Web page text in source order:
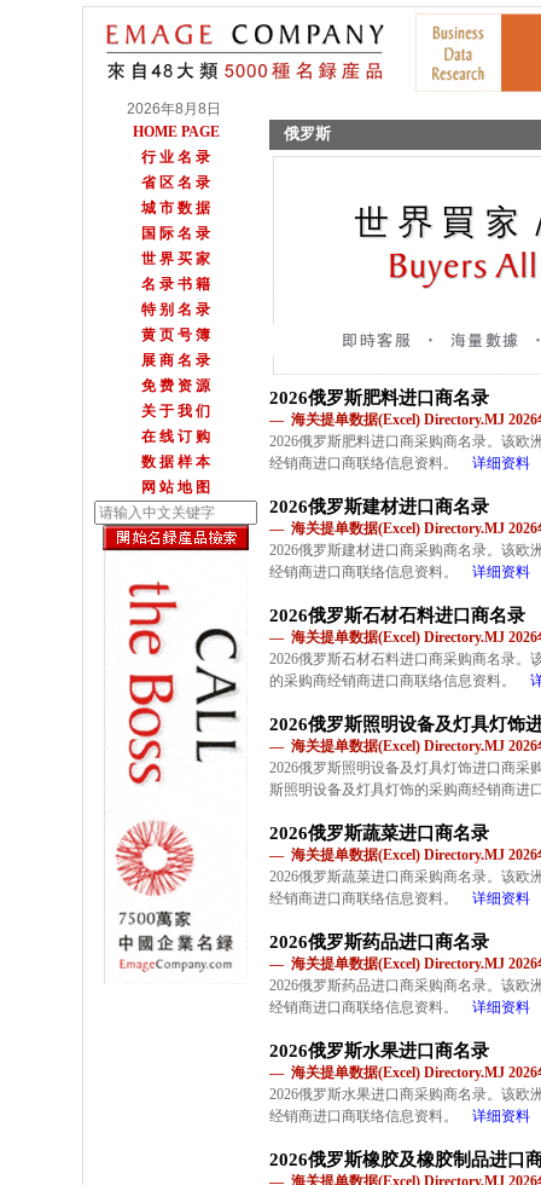
2026年8月8日
HOME PAGE
行 业 名 录
省 区 名 录
城 市 数 据
国 际 名 录
世 界 买 家
名 录 书 籍
特 别 名 录
黄 页 号 簿
展 商 名 录
免 费 资 源
关 于 我 们
在 线 订 购
数 据 样 本
网 站 地 图
俄罗斯
2026俄罗斯肥料进口商名录
— 海关提单数据(Excel) Directory.MJ 2026
2026俄罗斯肥料进口商采购商名录。该欧
经销商进口商联络信息资料。
详细资料
2026俄罗斯建材进口商名录
— 海关提单数据(Excel) Directory.MJ 2026
2026俄罗斯建材进口商采购商名录。该欧
经销商进口商联络信息资料。
详细资料
2026俄罗斯石材石料进口商名录
— 海关提单数据(Excel) Directory.MJ 2026
2026俄罗斯石材石料进口商采购商名录。
的采购商经销商进口商联络信息资料。
2026俄罗斯照明设备及灯具灯饰
— 海关提单数据(Excel) Directory.MJ 2026
2026俄罗斯照明设备及灯具灯饰进口商采
斯照明设备及灯具灯饰的采购商经销商进
2026俄罗斯蔬菜进口商名录
— 海关提单数据(Excel) Directory.MJ 2026
2026俄罗斯蔬菜进口商采购商名录。该欧
经销商进口商联络信息资料。
详细资料
2026俄罗斯药品进口商名录
— 海关提单数据(Excel) Directory.MJ 2026
2026俄罗斯药品进口商采购商名录。该欧
经销商进口商联络信息资料。
详细资料
2026俄罗斯水果进口商名录
— 海关提单数据(Excel) Directory.MJ 2026
2026俄罗斯水果进口商采购商名录。该欧
经销商进口商联络信息资料。
详细资料
2026俄罗斯橡胶及橡胶制品进口
— 海关提单数据(Excel) Directory.MJ 2026